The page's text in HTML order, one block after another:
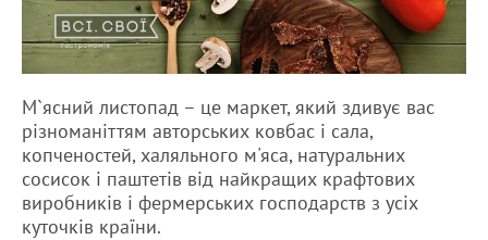
М`ясний листопад – це маркет, який здивує вас
різноманіттям авторських ковбас і сала,
копченостей, халяльного м'яса, натуральних
сосисок і паштетів від найкращих крафтових
виробників і фермерських господарств з усіх
куточків країни.